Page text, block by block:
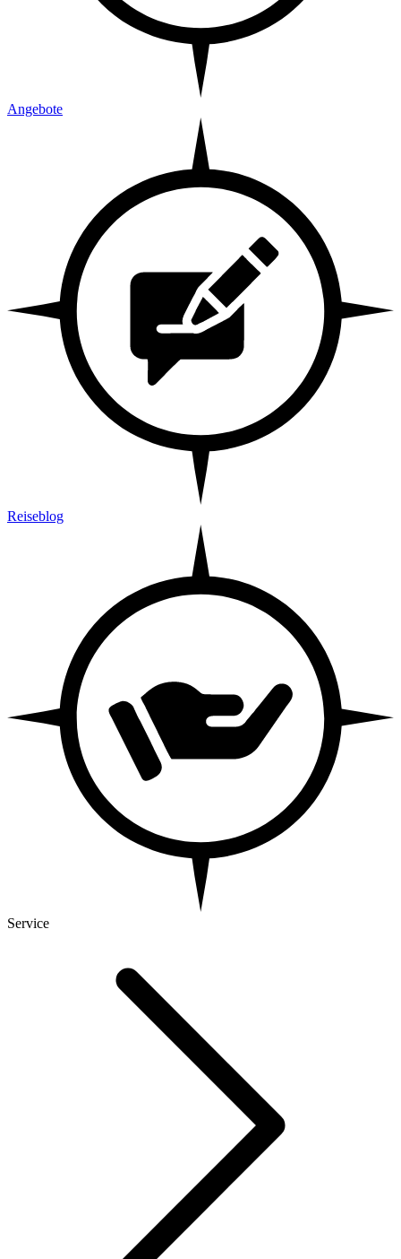
Angebote
Reiseblog
Service